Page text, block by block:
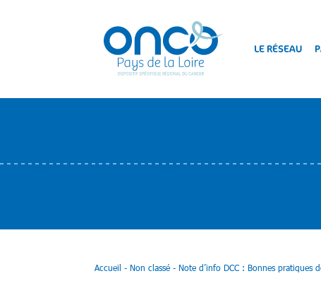
LE RÉSEAU
Accueil - Non classé- Note d’info DCC : Bonnes pratiques